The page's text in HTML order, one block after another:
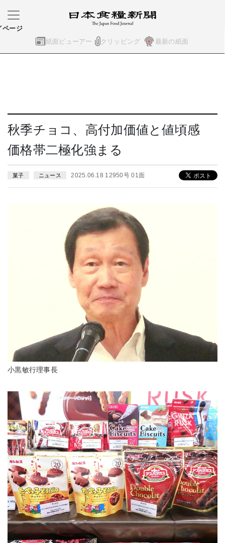
紙面ビューアー クリッピング 最新の紙面
ページ
秋季チョコ、高付加価値と値頃感
価格帯二極化強まる
菓子 ニュース 2025.06.18 12950号 01面
小黒敏行理事長